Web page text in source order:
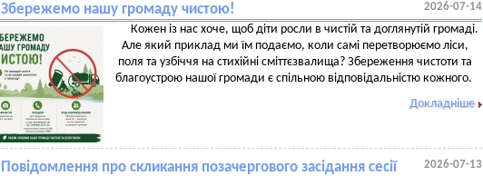
Збережемо нашу громаду чистою! 2026-07-14
Кожен із нас хоче, щоб діти росли в чистій та доглянутій громаді.
Але який приклад ми їм подаємо, коли самі перетворюємо ліси,
поля та узбіччя на стихійні сміттєзвалища? Збереження чистоти та
благоустрою нашої громади є спільною відповідальністю кожного.
Докладніше
Повідомлення про скликання позачергового засідання сесії 2026-07-13